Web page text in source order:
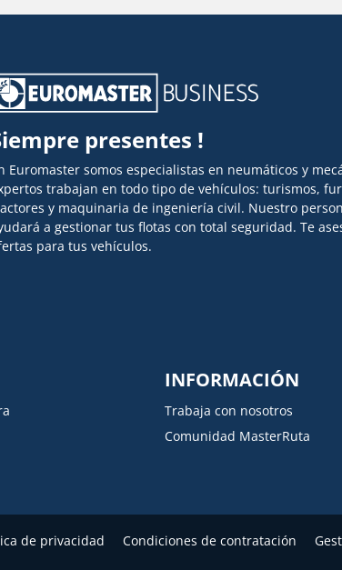
presentes !
Euromaster somos especialistas en neumáticos y
trabajan en todo tipo de vehículos: turismos,
y maquinaria de ingeniería civil. Nuestro
a gestionar tus flotas con total seguridad. Te
para tus vehículos.
INFORMACIÓN
Trabaja con nosotros
Comunidad MasterRuta
de privacidad Condiciones de contratación